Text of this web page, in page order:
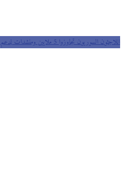
اللاجئون السوريون تجاوزوا 5 ملايين ومنشدات لدعم برامج إعادة التوطين